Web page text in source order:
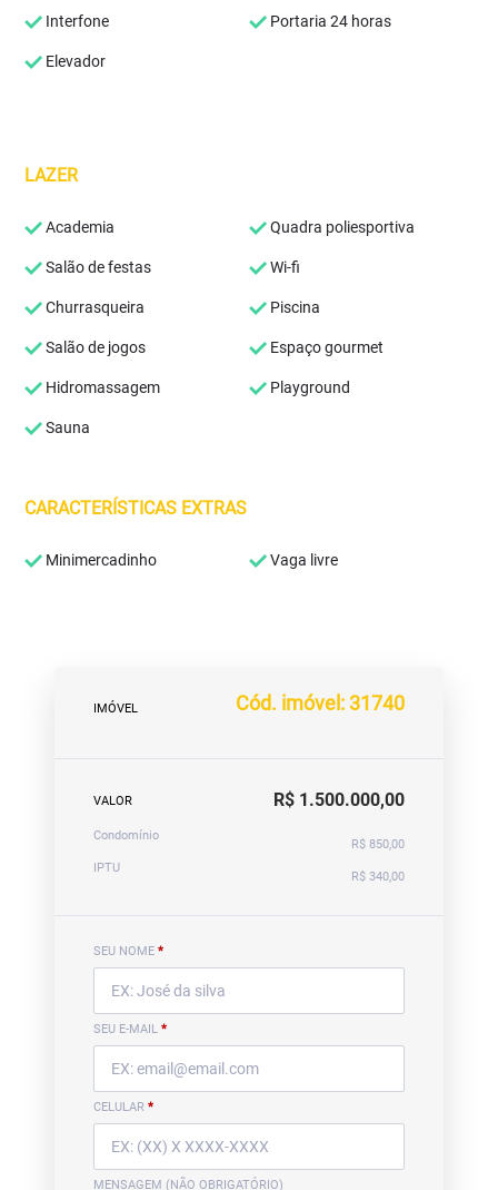
Interfone Portaria 24 horas
Elevador
LAZER
Academia Quadra poliesportiva
Salão de festas Wi-fi
Churrasqueira Piscina
Salão de jogos Espaço gourmet
Hidromassagem Playground
Sauna
CARACTERÍSTICAS EXTRAS
Minimercadinho Vaga livre
IMÓVEL Cód. imóvel: 31740
VALOR R$ 1.500.000,00
Condomínio
R$ 850,00
IPTU
R$ 340,00
SEU NOME *
SEU E-MAIL *
CELULAR *
MENSAGEM (NÃO OBRIGATÓRIO)